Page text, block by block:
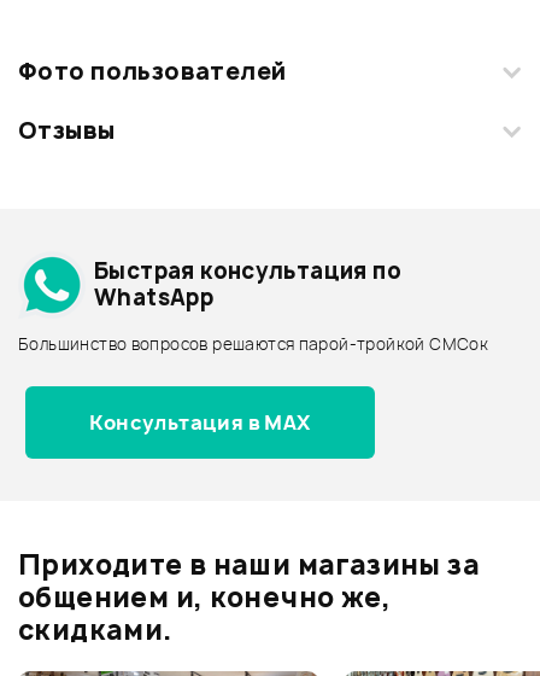
Фото пользователей
Загрузите свои фотографии купленного товара и получите
Отзывы
0.0
Архив товаров - дешевле
Архив товаров - дороже
Все товары GEMINI
Архив товаров - новинки
Быстрая консультация по
WhatsApp
Большинство вопросов решаются парой-тройкой СМСок
Консультация в MAX
Приходите в наши магазины за
общением и, конечно же,
скидками.